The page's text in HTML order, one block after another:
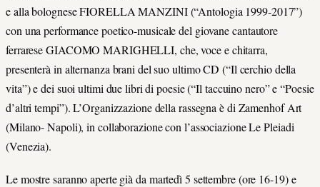
e alla bolognese FIORELLA MANZINI (“Antologia 1999-2017”)
con una performance poetico-musicale del giovane cantautore
ferrarese GIACOMO MARIGHELLI, che, voce e chitarra,
presenterà in alternanza brani del suo ultimo CD (“Il cerchio della
vita”) e dei suoi ultimi due libri di poesie (“Il taccuino nero” e “Poesie
d’altri tempi”). L’Organizzazione della rassegna è di Zamenhof Art
(Milano- Napoli), in collaborazione con l’associazione Le Pleiadi
(Venezia).
Le mostre saranno aperte già da martedì 5 settembre (ore 16-19) e